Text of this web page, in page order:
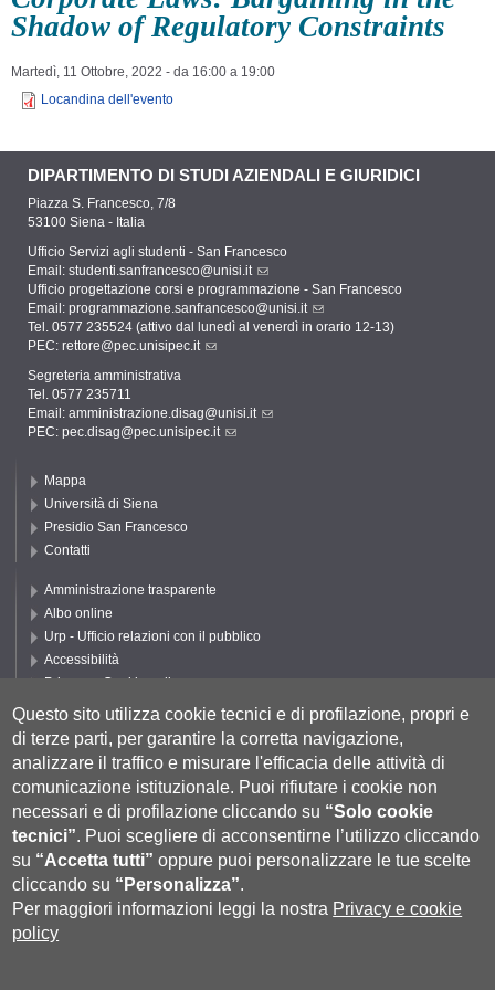
Shadow of Regulatory Constraints
Martedì, 11 Ottobre, 2022 - da 16:00 a 19:00
Locandina dell'evento
DIPARTIMENTO DI STUDI AZIENDALI E GIURIDICI
Piazza S. Francesco, 7/8
53100 Siena - Italia
Ufficio Servizi agli studenti - San Francesco
Email: studenti.sanfrancesco@unisi.it
Ufficio progettazione corsi e programmazione - San Francesco
Email: programmazione.sanfrancesco@unisi.it
Tel. 0577 235524 (attivo dal lunedì al venerdì in orario 12-13)
PEC: rettore@pec.unisipec.it
Segreteria amministrativa
Tel. 0577 235711
Email: amministrazione.disag@unisi.it
PEC: pec.disag@pec.unisipec.it
Mappa
Università di Siena
Presidio San Francesco
Contatti
Amministrazione trasparente
Albo online
Urp - Ufficio relazioni con il pubblico
Accessibilità
Privacy e Cookie policy
Cookie settings
Segui UNISI
Questo sito utilizza cookie tecnici e di profilazione, propri e
di terze parti, per garantire la corretta navigazione,
analizzare il traffico e misurare l'efficacia delle attività di
comunicazione istituzionale. Puoi rifiutare i cookie non
necessari e di profilazione cliccando su “Solo cookie
tecnici”. Puoi scegliere di acconsentirne l’utilizzo cliccando
su “Accetta tutti” oppure puoi personalizzare le tue scelte
cliccando su “Personalizza”.
Per maggiori informazioni leggi la nostra Privacy e cookie
policy